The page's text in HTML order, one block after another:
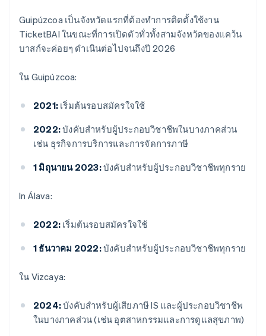
Guipúzcoa เป็นจังหวัดแรกที่ต้องทําการติดตั้งใช้งาน
TicketBAI ในขณะที่การเปิดตัวทั่วทั้งสามจังหวัดของแคว้น
บาสก์จะค่อยๆ ดําเนินต่อไปจนถึงปี 2026
ใน Guipúzcoa:
2021: เริ่มต้นรอบสมัครใจใช้
2022:บังคับสำหรับผู้ประกอบวิชาชีพในบางภาคส่วน
เช่น ธุรกิจการบริการและการจัดการภาษี
1 มิถุนายน 2023:บังคับสําหรับผู้ประกอบวิชาชีพทุกราย
In Álava:
2022: เริ่มต้นรอบสมัครใจใช้
1 ธันวาคม 2022:บังคับสําหรับผู้ประกอบวิชาชีพทุกราย
ใน Vizcaya:
2024:บังคับสำหรับผู้เสียภาษี IS และผู้ประกอบวิชาชีพ
ในบางภาคส่วน (เช่น อุตสาหกรรมและการดูแลสุขภาพ)